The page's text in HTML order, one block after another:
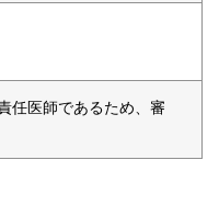
任医師であるため、審